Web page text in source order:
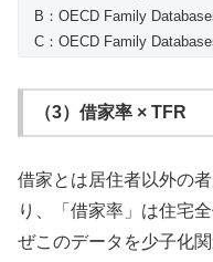
B：OECD Family
C：OECD Family
（3）借家率 × TFR
借家とは居住者以外の
り、「借家率」は住宅
ぜこのデータを少子化